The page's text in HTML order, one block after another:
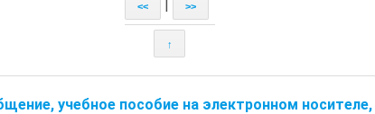
<< >>
↑
учебное пособие на электронном носителе,